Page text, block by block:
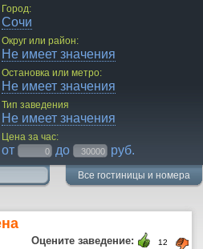
Город:
Сочи
Округ или район:
Не имеет значения
Остановка или метро:
Не имеет значения
Тип заведения
Не имеет значения
Цена за час:
от до руб.
Все гостиницы и номера
12
Оцените заведение: